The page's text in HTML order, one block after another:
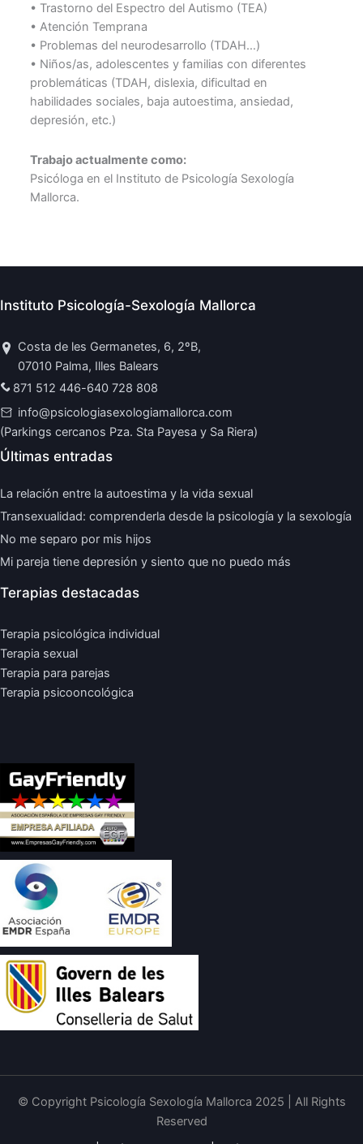
• Trastorno del Espectro del Autismo (TEA)
• Atención Temprana
• Problemas del neurodesarrollo (TDAH…)
• Niños/as, adolescentes y familias con diferentes
problemáticas (TDAH, dislexia, dificultad en
habilidades sociales, baja autoestima, ansiedad,
depresión, etc.)
Trabajo actualmente como:
Psicóloga en el Instituto de Psicología Sexología
Mallorca.
Instituto Psicología-Sexología Mallorca
Costa de les Germanetes, 6, 2ºB,
07010 Palma, Illes Balears
871 512 446-640 728 808
info@psicologiasexologiamallorca.com
(Parkings cercanos Pza. Sta Payesa y Sa Riera)
Últimas entradas
La relación entre la autoestima y la vida sexual
Transexualidad: comprenderla desde la psicología y la sexología
No me separo por mis hijos
Mi pareja tiene depresión y siento que no puedo más
Terapias destacadas
Terapia psicológica individual
Terapia sexual
Terapia para parejas
Terapia psicooncológica
© Copyright Psicología Sexología Mallorca 2025 | All Rights
Reserved